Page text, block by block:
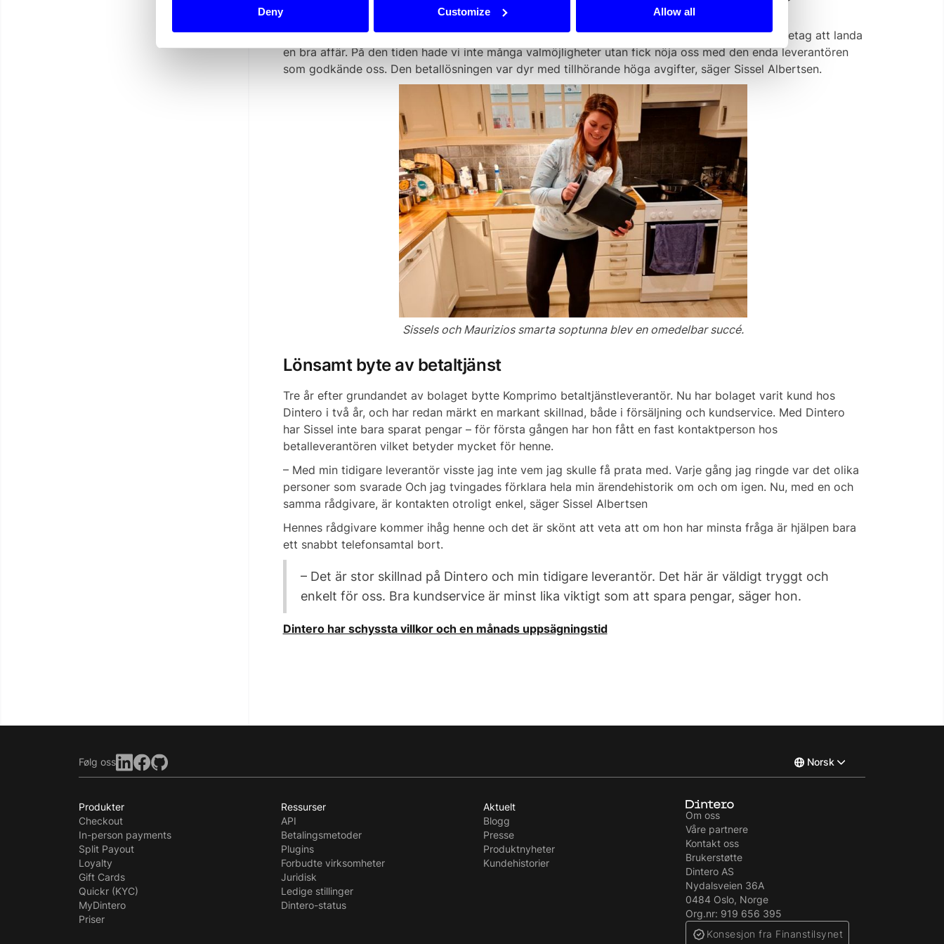
Deny Customize Allow all
sig vara svårare än väntat.
– Flera betalleverantörer kräver "gröna siffror", vilket gör det mycket svårt för ett nystartat företag att landa
en bra affär. På den tiden hade vi inte många valmöjligheter utan fick nöja oss med den enda leverantören
som godkände oss. Den betallösningen var dyr med tillhörande höga avgifter, säger Sissel Albertsen.
Sissels och Maurizios smarta soptunna blev en omedelbar succé.
Lönsamt byte av betaltjänst
Tre år efter grundandet av bolaget bytte Komprimo betaltjänstleverantör. Nu har bolaget varit kund hos
Dintero i två år, och har redan märkt en markant skillnad, både i försäljning och kundservice. Med Dintero
har Sissel inte bara sparat pengar – för första gången har hon fått en fast kontaktperson hos
betalleverantören vilket betyder mycket för henne.
– Med min tidigare leverantör visste jag inte vem jag skulle få prata med. Varje gång jag ringde var det olika
personer som svarade Och jag tvingades förklara hela min ärendehistorik om och om igen. Nu, med en och
samma rådgivare, är kontakten otroligt enkel, säger Sissel Albertsen
Hennes rådgivare kommer ihåg henne och det är skönt att veta att om hon har minsta fråga är hjälpen bara
ett snabbt telefonsamtal bort.
– Det är stor skillnad på Dintero och min tidigare leverantör. Det här är väldigt tryggt och
enkelt för oss. Bra kundservice är minst lika viktigt som att spara pengar, säger hon.
Dintero har schyssta villkor och en månads uppsägningstid
Følg oss Norsk
Produkter
Checkout
In-person payments
Split Payout
Loyalty
Gift Cards
Quickr (KYC)
MyDintero
Priser
Ressurser
API
Betalingsmetoder
Plugins
Forbudte virksomheter
Juridisk
Ledige stillinger
Dintero-status
Aktuelt
Blogg
Presse
Produktnyheter
Kundehistorier
Om oss
Våre partnere
Kontakt oss
Brukerstøtte
Dintero AS
Nydalsveien 36A
0484 Oslo, Norge
Org.nr: 919 656 395
Konsesjon fra Finanstilsynet